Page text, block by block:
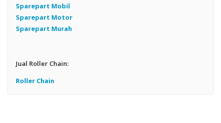
Sparepart Mobil
Sparepart Motor
Sparepart Murah
Jual Roller Chain:
Roller Chain